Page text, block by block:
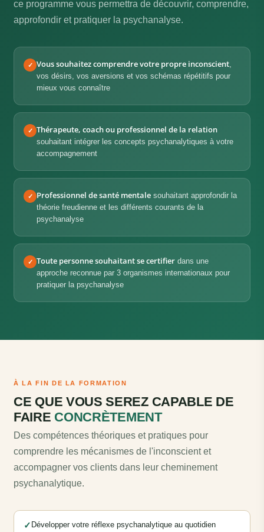
ce programme vous permettra de découvrir, comprendre,
approfondir et pratiquer la psychanalyse.
✓ Vous souhaitez comprendre votre propre inconscient,
vos désirs, vos aversions et vos schémas répétitifs pour
mieux vous connaître
✓ Thérapeute, coach ou professionnel de la relation
souhaitant intégrer les concepts psychanalytiques à votre
accompagnement
✓ Professionnel de santé mentale souhaitant approfondir la
théorie freudienne et les différents courants de la
psychanalyse
✓ Toute personne souhaitant se certifier dans une
approche reconnue par 3 organismes internationaux pour
pratiquer la psychanalyse
À LA FIN DE LA FORMATION
CE QUE VOUS SEREZ CAPABLE DE
FAIRE CONCRÈTEMENT
Des compétences théoriques et pratiques pour
comprendre les mécanismes de l'inconscient et
accompagner vos clients dans leur cheminement
psychanalytique.
✓ Développer votre réflexe psychanalytique au quotidien